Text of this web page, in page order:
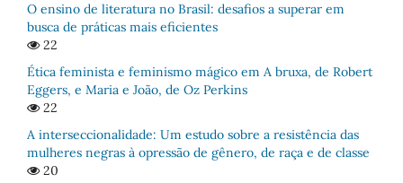
O ensino de literatura no Brasil: desafios a superar em
busca de práticas mais eficientes
22
Ética feminista e feminismo mágico em A bruxa, de Robert
Eggers, e Maria e João, de Oz Perkins
22
A interseccionalidade: Um estudo sobre a resistência das
mulheres negras à opressão de gênero, de raça e de classe
20